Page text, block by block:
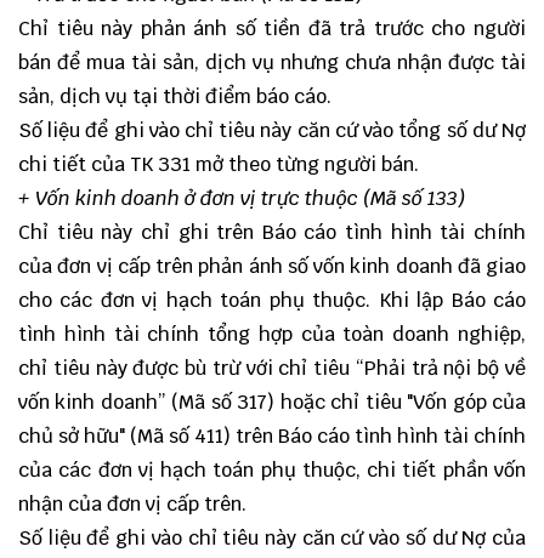
Chỉ tiêu này phản ánh số tiền đã trả trước cho người
bán để mua tài sản, dịch vụ nhưng chưa nhận được tài
sản, dịch vụ tại thời điểm báo cáo.
Số liệu để ghi vào chỉ tiêu này căn cứ vào tổng số dư Nợ
chi tiết của TK 331 mở theo từng người bán.
+ Vốn kinh doanh ở đơn vị trực thuộc (Mã số 133)
Chỉ tiêu này chỉ ghi trên Báo cáo tình hình tài chính
của đơn vị cấp trên phản ánh số vốn kinh doanh đã giao
cho các đơn vị hạch toán phụ thuộc. Khi lập Báo cáo
tình hình tài chính tổng hợp của toàn doanh nghiệp,
chỉ tiêu này được bù trừ với chỉ tiêu “Phải trả nội bộ về
vốn kinh doanh” (Mã số 317) hoặc chỉ tiêu "Vốn góp của
chủ sở hữu" (Mã số 411) trên Báo cáo tình hình tài chính
của các đơn vị hạch toán phụ thuộc, chi tiết phần vốn
nhận của đơn vị cấp trên.
Số liệu để ghi vào chỉ tiêu này căn cứ vào số dư Nợ của